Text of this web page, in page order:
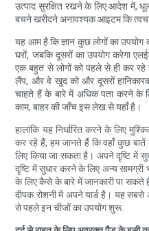
उत्पाद सुरक्षित रखने के लिए आदेश में,
बचने खरीदने अनावश्यक आइटम कि
यह आम है कि ज्ञान कुछ लोगों का उपयोग
घरों, जबकि दूसरों का उपयोग करेगा
एक बहुत से लोगों को पहले से ही कर
लैंप, और वे खुद को और दूसरों
चाहते हैं के बारे में अधिक पता करने के
काम, बाहर की जाँच इस लेख से यहाँ है।
हालांकि यह निर्धारित करने के लिए
कर रहे हैं, हम जानते हैं कि वहाँ कुछ
लिए किया जा सकता है। अपने दृष्टि में
दृष्टि में सुधार करने के लिए अन्य
के लिए कैसे के बारे में जानकारी पा सकते
दीपक रोशनी में अपने यार्ड है। यह
से पहले इन चीजों का उपयोग शुरू.